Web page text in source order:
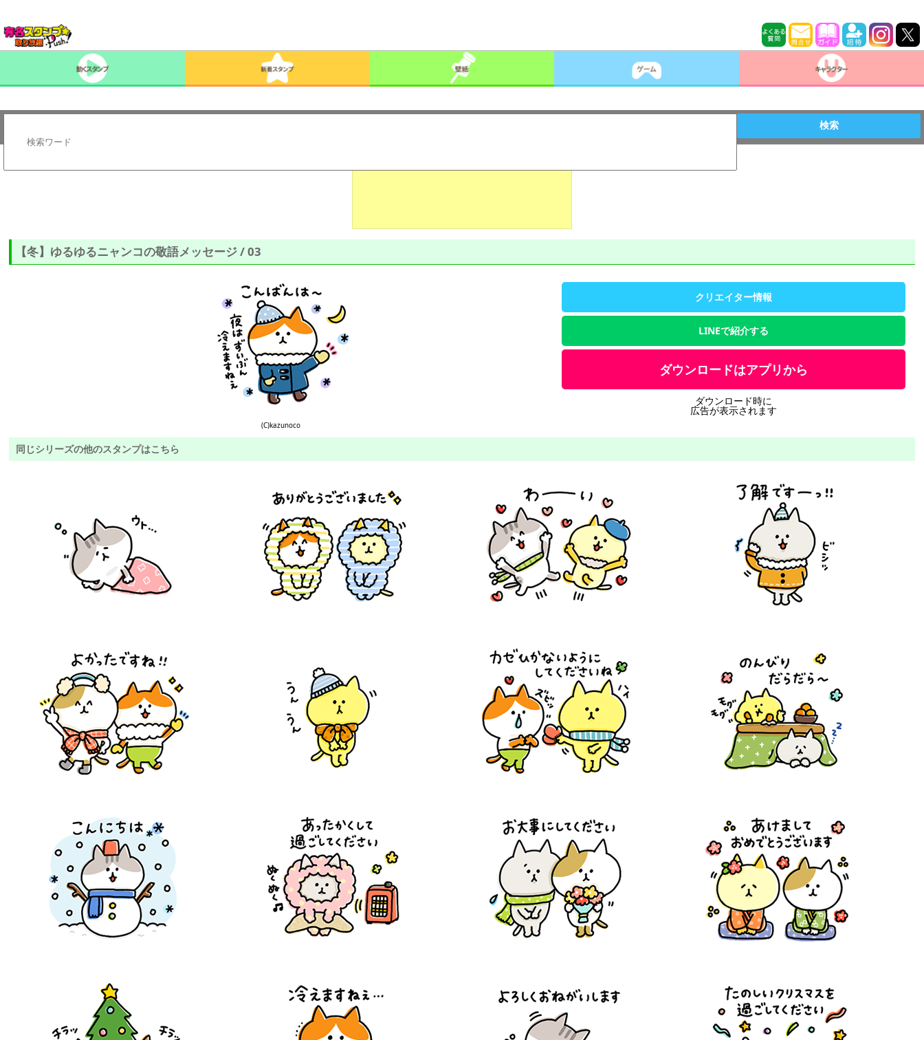
検索
【冬】ゆるゆるニャンコの敬語メッセージ / 03
(C)kazunoco
クリエイター情報
LINEで紹介する
ダウンロードはアプリから
ダウンロード時に
広告が表示されます
同じシリーズの他のスタンプはこちら